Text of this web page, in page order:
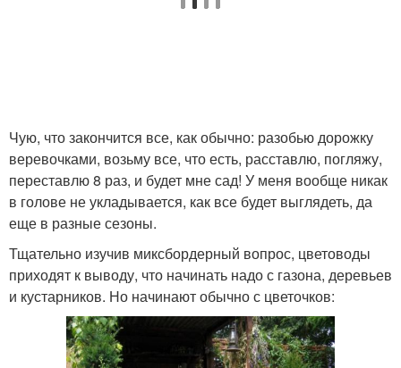
Чую, что закончится все, как обычно: разобью дорожку
веревочками, возьму все, что есть, расставлю, погляжу,
переставлю 8 раз, и будет мне сад! У меня вообще никак
в голове не укладывается, как все будет выглядеть, да
еще в разные сезоны.
Тщательно изучив миксбордерный вопрос, цветоводы
приходят к выводу, что начинать надо с газона, деревьев
и кустарников. Но начинают обычно с цветочков: